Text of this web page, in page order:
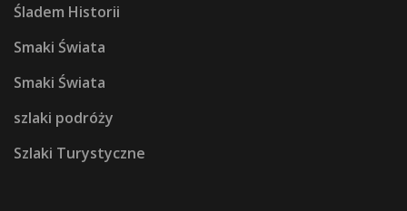
Śladem Historii
Smaki Świata
Smaki Świata
szlaki podróży
Szlaki Turystyczne